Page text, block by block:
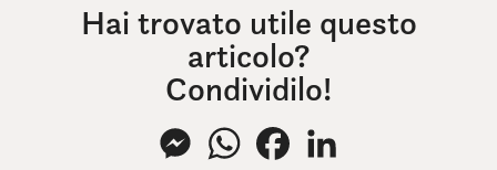
Hai trovato utile questo
articolo?
Condividilo!
MessengerWhatsAppFacebook